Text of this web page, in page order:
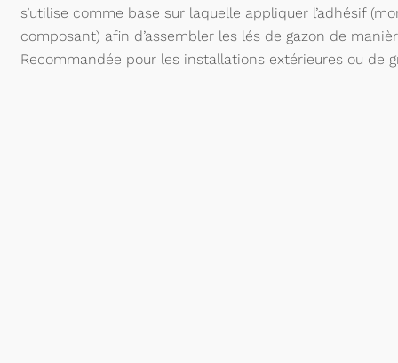
s’utilise comme base sur laquelle appliquer l’adhésif
composant) afin d’assembler les lés de gazon de
Recommandée pour les installations extérieures ou de